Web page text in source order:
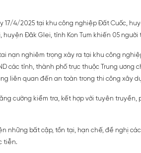
17/4/2025 tại khu công nghiệp Đất Cuốc,
Đăk Glei, tỉnh Kon Tum khiến 05
nạn nghiêm trọng xảy ra tại khu công
các tỉnh, thành phố trực thuộc Trung
liên quan đến an toàn trong thi công xây
cường kiểm tra, kết hợp với tuyên
những bất cập, tồn tại, hạn chế, đề nghị
tiễn.